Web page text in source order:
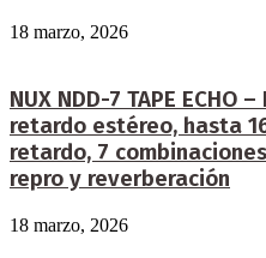
18 marzo, 2026
NUX NDD-7 TAPE ECHO
retardo estéreo, hasta
retardo, 7
repro y reverberación
18 marzo, 2026